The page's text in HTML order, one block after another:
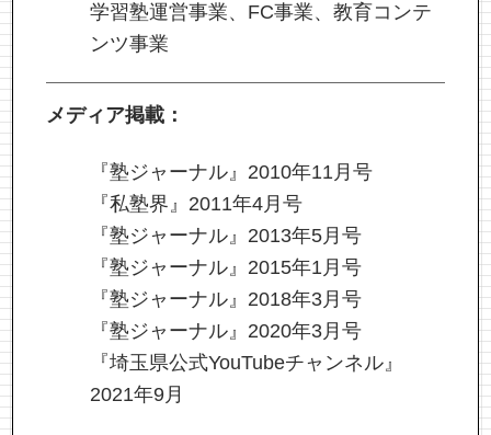
学習塾運営事業、FC事業、教育コンテ
ンツ事業
メディア掲載：
『塾ジャーナル』2010年11月号
『私塾界』2011年4月号
『塾ジャーナル』2013年5月号
『塾ジャーナル』2015年1月号
『塾ジャーナル』2018年3月号
『塾ジャーナル』2020年3月号
『埼玉県公式YouTubeチャンネル』
2021年9月